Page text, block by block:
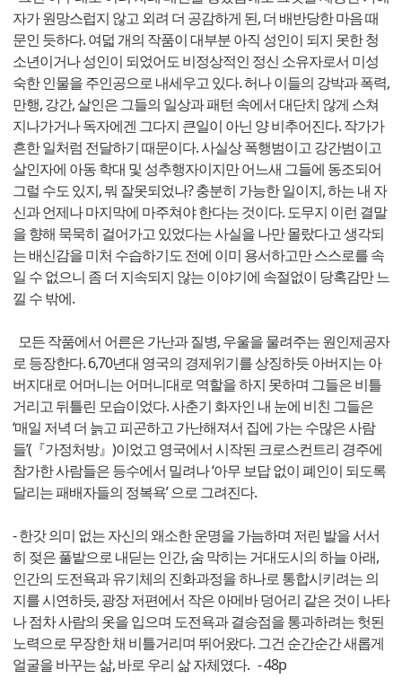
자가 원망스럽지 않고 외려 더 공감하게 된, 더 배반당한 마음 때
문인 듯하다. 여덟 개의 작품이 대부분 아직 성인이 되지 못한 청
소년이거나 성인이 되었어도 비정상적인 정신 소유자로서 미성
숙한 인물을 주인공으로 내세우고 있다. 허나 이들의 강박과 폭력,
만행, 강간, 살인은 그들의 일상과 패턴 속에서 대단치 않게 스쳐
지나가거나 독자에겐 그다지 큰일이 아닌 양 비추어진다. 작가가
흔한 일처럼 전달하기 때문이다. 사실상 폭행범이고 강간범이고
살인자에 아동 학대 및 성추행자이지만 어느새 그들에 동조되어
그럴 수도 있지, 뭐 잘못되었나? 충분히 가능한 일이지, 하는 내 자
신과 언제나 마지막에 마주쳐야 한다는 것이다. 도무지 이런 결말
을 향해 묵묵히 걸어가고 있었다는 사실을 나만 몰랐다고 생각되
는 배신감을 미처 수습하기도 전에 이미 용서하고만 스스로를 속
일 수 없으니 좀 더 지속되지 않는 이야기에 속절없이 당혹감만 느
낄 수 밖에.
모든 작품에서 어른은 가난과 질병, 우울을 물려주는 원인제공자
로 등장한다. 6,70년대 영국의 경제위기를 상징하듯 아버지는 아
버지대로 어머니는 어머니대로 역할을 하지 못하며 그들은 비틀
거리고 뒤틀린 모습이었다. 사춘기 화자인 내 눈에 비친 그들은
‘매일 저녁 더 늙고 피곤하고 가난해져서 집에 가는 수많은 사람
들’(『가정처방』)이었고 영국에서 시작된 크로스컨트리 경주에
참가한 사람들은 등수에서 밀려나 ‘아무 보답 없이 폐인이 되도록
달리는 패배자들의 정복욕’ 으로 그려진다.
- 한갓 의미 없는 자신의 왜소한 운명을 가늠하며 저린 발을 서서
히 젖은 풀밭으로 내딛는 인간, 숨 막히는 거대도시의 하늘 아래,
인간의 도전욕과 유기체의 진화과정을 하나로 통합시키려는 의
지를 시연하듯, 광장 저편에서 작은 아메바 덩어리 같은 것이 나타
나 점차 사람의 옷을 입으며 도전욕과 결승점을 통과하려는 헛된
노력으로 무장한 채 비틀거리며 뛰어왔다. 그건 순간순간 새롭게
얼굴을 바꾸는 삶, 바로 우리 삶 자체였다. - 48p